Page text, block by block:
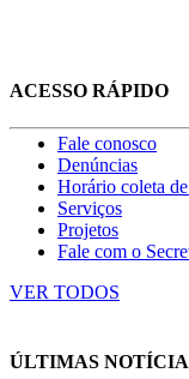
ACESSO RÁPIDO
Fale conosco
Denúncias
Horário coleta
Serviços
Projetos
Fale com o
VER TODOS
ÚLTIMAS